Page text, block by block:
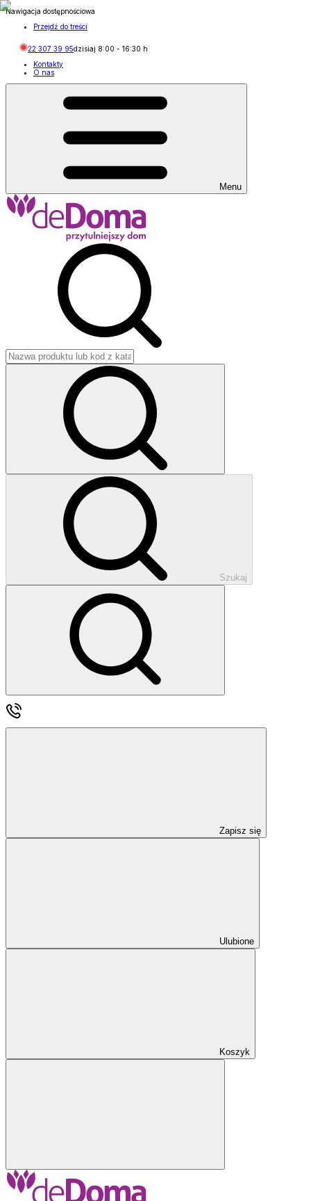
Nawigacja dostępnościowa
Przejdź do treści
22 307 39 95dzisiaj 8:00 - 16:30 h
Kontakty
O nas
Menu
Szukaj
Zapisz się
Ulubione
Koszyk